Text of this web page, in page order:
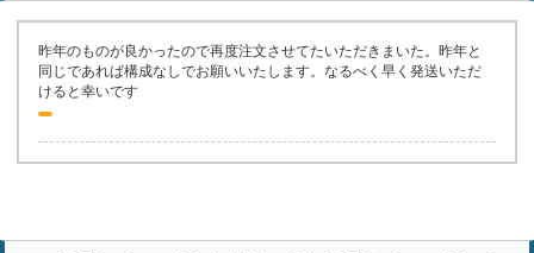
昨年のものが良かったので再度注文させてたいただきまいた。昨年と
同じであれば構成なしでお願いいたします。なるべく早く発送いただ
けると幸いです